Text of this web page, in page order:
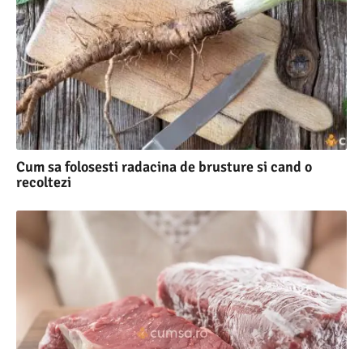
Cum sa folosesti radacina de brusture si cand o
recoltezi